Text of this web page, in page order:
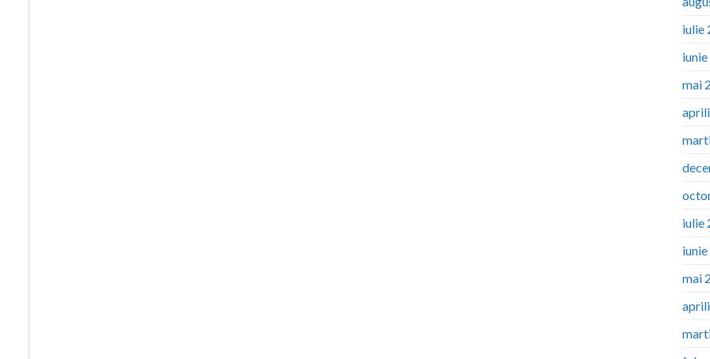
iulie
mai
iulie
mai